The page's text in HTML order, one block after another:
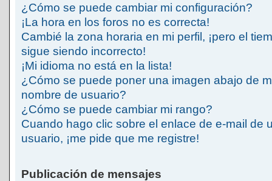
¿Cómo se puede cambiar mi configuración?
¡La hora en los foros no es correcta!
Cambié la zona horaria en mi perfil, ¡pero el
sigue siendo incorrecto!
¡Mi idioma no está en la lista!
¿Cómo se puede poner una imagen abajo de
nombre de usuario?
¿Cómo se puede cambiar mi rango?
Cuando hago clic sobre el enlace de e-mail de
usuario, ¡me pide que me registre!
Publicación de mensajes